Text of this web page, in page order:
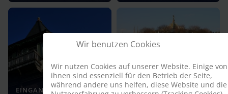
EINGANG
WIENER
PFERDEKARUSSELL
Wir benutzen Cookies
Wir nutzen Cookies auf unserer Website. Einige von
ihnen sind essenziell für den Betrieb der Seite,
während andere uns helfen, diese Website und die